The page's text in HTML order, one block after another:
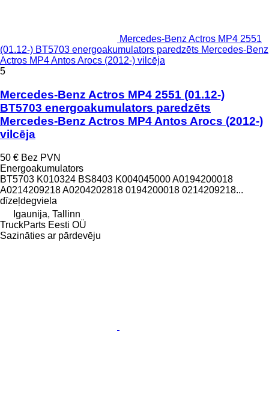
Mercedes-Benz Actros MP4 2551
(01.12-) BT5703 energoakumulators paredzēts Mercedes-Benz
Actros MP4 Antos Arocs (2012-) vilcēja
5
Mercedes-Benz Actros MP4 2551 (01.12-)
BT5703 energoakumulators paredzēts
Mercedes-Benz Actros MP4 Antos Arocs (2012-)
vilcēja
50 € Bez PVN
Energoakumulators
BT5703 K010324 BS8403 K004045000 A0194200018
A0214209218 A0204202818 0194200018 0214209218...
dīzeļdegviela
Igaunija, Tallinn
TruckParts Eesti OÜ
Sazināties ar pārdevēju